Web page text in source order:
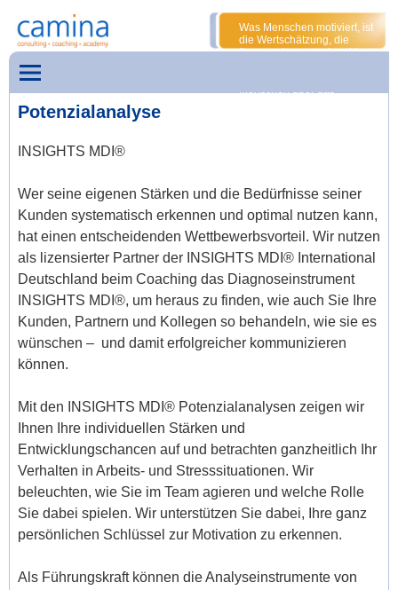
Was Menschen motiviert, ist
die Wertschätzung, die
ihnen entgegengebracht
Menschen über das
Potenzialanalyse
INSIGHTS MDI®
Wer seine eigenen Stärken und die Bedürfnisse seiner
Kunden systematisch erkennen und optimal nutzen kann,
hat einen entscheidenden Wettbewerbsvorteil. Wir nutzen
als lizensierter Partner der INSIGHTS MDI® International
Deutschland beim Coaching das Diagnoseinstrument
INSIGHTS MDI®, um heraus zu finden, wie auch Sie Ihre
Kunden, Partnern und Kollegen so behandeln, wie sie es
wünschen – und damit erfolgreicher kommunizieren
können.
Mit den INSIGHTS MDI® Potenzialanalysen zeigen wir
Ihnen Ihre individuellen Stärken und
Entwicklungschancen auf und betrachten ganzheitlich Ihr
Verhalten in Arbeits- und Stresssituationen. Wir
beleuchten, wie Sie im Team agieren und welche Rolle
Sie dabei spielen. Wir unterstützen Sie dabei, Ihre ganz
persönlichen Schlüssel zur Motivation zu erkennen.
Als Führungskraft können die Analyseinstrumente von